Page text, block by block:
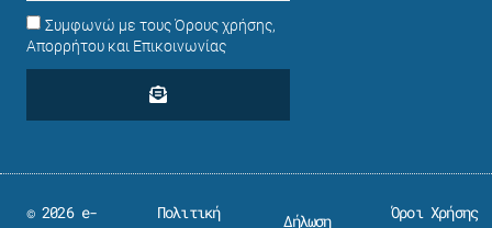
Συμφωνώ με τους Όρους χρήσης,
Απορρήτου και Επικοινωνίας
© 2026 e-
Πολιτική
Δήλωση Όροι Χρήσης